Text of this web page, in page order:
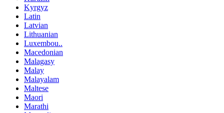
Kyrgyz
Latin
Latvian
Lithuanian
Luxembou..
Macedonian
Malagasy
Malay
Malayalam
Maltese
Maori
Marathi